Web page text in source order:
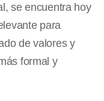
se encuentra hoy
para
de valores y
formal y